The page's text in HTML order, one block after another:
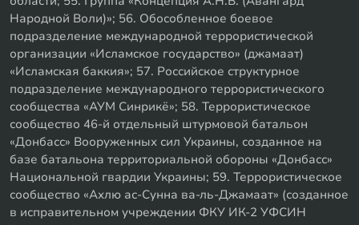
Народной Воли)»; 56. Обособленное боевое
подразделение международной террористической
организации «Исламское государство» (джамаат)
«Исламская баккия»; 57. Российское структурное
подразделение международного террористического
сообщества «АУМ Синрикё»; 58. Террористическое
сообщество 46-й отдельный штурмовой батальон
«Донбасс» Вооруженных сил Украины, созданное на
базе батальона территориальной обороны «Донбасс»
Национальной гвардии Украины; 59. Террористическое
сообщество «Ахлю ас-Сунна ва-ль-Джамаат» (созданное
в исправительном учреждении ФКУ ИК-2 УФСИН